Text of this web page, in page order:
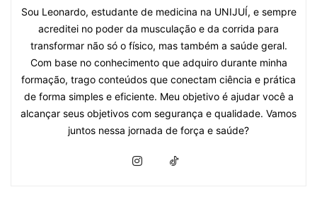
Disponível em:
https://pmc.ncbi.nlm.nih.gov/articles/
Acesso em: 16 ago. 2025.
KRAEMER, W. J.; FRAGALA, M. S.;
RATAMESS, N. A. Evolution of resistance
training in women: history and
mechanisms for health and performance.
Sports Medicine and Health Science
2025. DOI: 10.1016/j.smhs.2025.01.005.